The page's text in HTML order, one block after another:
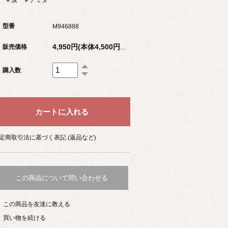
型番 M946888
販売価格
購入数
商取引法に基づく表記 (返品など)
この商品について問い合わせる
この商品を友達に教える
買い物を続ける